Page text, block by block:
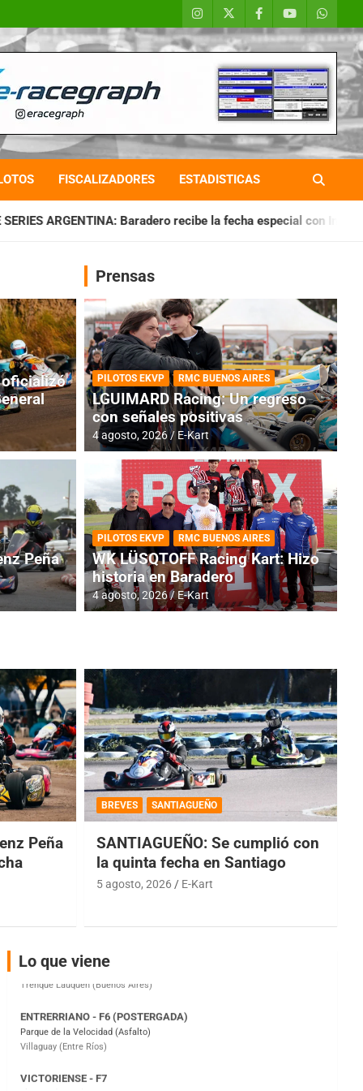
FISCALIZADORES ESTADISTICAS
recibe la fecha especial con Invitados CHAQUEÑO
RMC BUENOS AIRES
Cerró una jornada
oficializó
Peña
Prensas
PILOTOS EKVP RMC BUENOS AIRES
LGUIMARD Racing: Un regreso
con señales positivas
4 agosto, 2026 E-Kart
PILOTOS EKVP RMC BUENOS AIRES
WK LÜSQTOFF Racing Kart: Hizo
historia en Baradero
4 agosto, 2026 E-Kart
Peña
BREVES SANTIAGUEÑO
SANTIAGUEÑO: Se cumplió con
la quinta fecha en Santiago
5 agosto, 2026 E-Kart
Lo que viene
COBERTURA ESPECIAL DE E-KART.COM.AR
08/09-AGO
IAME SERIES ARGENTINA 6
Ramiro Tot (Asfalto)
Baradero (Buenos Aires)
Parque de la Velocidad (Asfalto)
Victoria (Entre Ríos)